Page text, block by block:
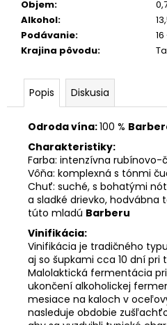
Objem:
Alkohol:
Podávanie:
Krajina pôvodu:
Popis Diskusia
Odroda vína:100 %
Charakteristiky:
Farba: intenzívna rubínovo-
Vôňa: komplexná s tónmi
Chuť: suché, s bohatými
a sladké drievko, hodvábna
túto mladú Barberu
Vinifikácia:
Vinifikácia je tradičného
aj so šupkami cca 10 dní pri
Malolaktická fermentácia
ukončení alkoholickej
mesiace na kaloch v
nasleduje obdobie
DEL
NOCE
PINOT
GRIGIO
ROSÉ
0,75
6,10